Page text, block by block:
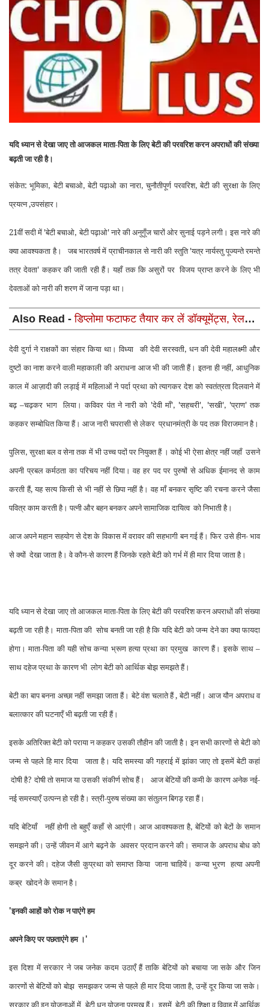
यदि ध्यान से देखा जाए तो आजकल माता-पिता के लिए बेटी की परवरिश करन अपराधों की संख्या
बढ़ती जा रही है।
संकेत: भूमिका,बेटी बचाओ,बेटी पढ़ाओ का नारा,चुनौतीपूर्ण परवरिश,बेटी कीसुरक्षा के लिए
प्रयत्न ,उपसंहार।
21वीं सदी में 'बेटी बचाओ,बेटी पढ़ाओ'नारे की अनुगूँज चारों ओर सुनाई पड़ने लगी।इस नारे की
क्या आवश्यकता है।
जब भारतवर्ष में प्राचीनकाल से नारी की स्तुति 'यत्र नार्यस्तु पूज्यन्ते रमन्ते
तत्र देवता'कहकरकी जाती रही हैं। यहाँ तक कि असुरों परविजय प्राप्त करने के लिए भी
देवताओं को नारी की शरण में जाना पड़ा था।
Also Read -डिप्लोमा फटाफट तैयार कर लें डॉक्यूमेंट्स, रेलवे
में 4098 पदें पर भर्ती, 21 जुलाई से ऑनलाइन आवेदन
देवी दुर्गाने राक्षकों का संहार किया था। विध्या की देवी सरस्वती,धन की देवी महालक्ष्मी और
दुष्टों का नाश करने वाली महाकाली की अराधना आज भी की जाती हैं। इतनाही नहीं, आधुनिक
काल में आज़ादी की लड़ाई में महिलाओं ने पर्दा प्रथा को त्यागकर देश कोस्वतंत्रता दिलवाने में
बढ़ –चढ़कर भाग लिया। कविवर पंत ने नारी को 'देवी माँ', 'सहचरी', 'सखी', 'प्राण'तक
कहकर सम्बोधितकिया हैं। आज नारी चपरासी से लेकरप्रधानमंत्री के पद तक विराजमान है।
पुलिस,सुरक्षा बल व सेना तक में भी उच्च पदों परनियुक्त हैं । कोई भी ऐसा क्षेत्र नहीं जहाँ उसने
अपनी प्रबल कर्मठता का परिचय नहीं दिया। वह हर पद पर पुरुषों से अधिक ईमानद सेकाम
करती हैं, यह सत्य किसी से भी नहीं सेछिपा नहीं है। वह माँ बनकर सृष्टि की रचना करने जैसा
पवित्र काम करती है। पत्नीऔर बहन बनकर अपने सामाजिक दायित्व को निभाती है।
आज अपने महान सहयोग से देश के विकास में वरावर की सहभागीबन गई हैं। फिर उसे हीन- भाव
से क्योंदेखा जाता है। वे कौन-से कारण हैं जिनके रहते बेटी को गर्भ में ही मार दिया जाता है।
यदि ध्यान से देखा जाए तो आजकल माता-पिता के लिए बेटी की परवरिश करन अपराधों की संख्या
बढ़ती जा रही है। माता-पिता की सोच बनती जा रही है कि यदि बेटी को जन्म देने का क्या फायदा
होगा। माता-पिता की यही सोच कन्या भ्रूण हत्या प्रथाका प्रमुख कारणहैं। इसके साथ –
साथ दहेज प्रथा के कारण भीलोग बेटी को आर्थिक बोझ समझते हैं।
बेटी का बाप बनना अच्छा नहीं समझा जाता हैं। बेटे वंश चलाते हैं ,बेटी नहीं। आज यौन अपराध व
बलात्कार की घटनाएँ भी बढ़ती जा रही हैं।
इसके अतिरिक्त बेटी को पराया न कहकर उसकीतौहीन की जाती है। इन सभी कारणों से बेटीको
जन्म से पहले हि मार दिया
जाता है। यदि समस्या की गहराई में झांका जाए तो इसमें बेटीकहां
दोषी है?दोषी तो समाज याउसकी संकीर्ण सोच हैं। आज बेटियों की कमी के कारण अनेक नई-
नई समस्याएँ उत्पन्न हो रही है। स्त्री-पुरुष संख्या का संतुलनबिगड़ रहा हैं।
यदि बेटियाँ नहीं होगी तो बहुएँ कहाँ से आएंगी। आज आवश्यकता है,बेटियों को बेटों के समान
समझने की। उन्हेंजीवन में आगे बढ़ने के अवसर प्रदान करने की। समाज के अपराध बोध को
दूर करने की। दहेज जैसी कुप्रथा को समाप्त कियाजाना चाहियें। कन्या भुरण हत्या अपनी
कब्र खोदने के समान है।
'इनकी आहों को रोक न पाएंगे हम
अपने किए पर पछताएंगे हम । '
इस दिशा में सरकार ने जब जनेक कदम उठाएँ हैं ताकि बेटियों को बचाया जा सके और जिन
कारणों से बेटियों को बोझ समझकर जन्म से पहले ही मार दिया जाता है,उन्हें दूर किया जा सके।
सरकार की इन योजनाओं मेंबेटी धन योजना प्रमुख हैं।इसमें बेटी की शिक्षा व विवाह में आर्थिक